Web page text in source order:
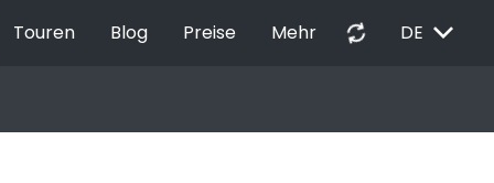
Touren Blog Preise Mehr autorenew DE EXPAND_MORE